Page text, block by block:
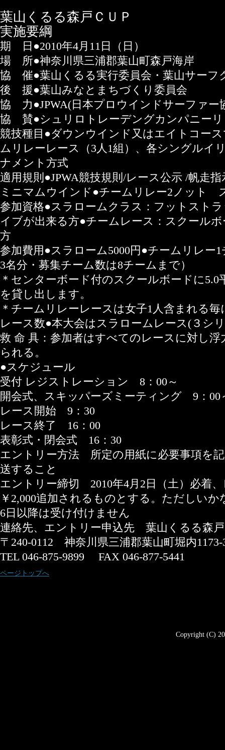
葉山くるる森戸ＣＵＰ
実施要綱
期 日●2010年4月11日（日）
場 所●神奈川県三浦郡葉山町森戸海岸
協 催●葉山くるる実行委員会・葉山サーフ
後 援●葉山みなとまちづくり委員会
協 力●JPWA(日本プロウインドサーファー
協 賛●シュリロトレーデングカンパニーリ
競技種目●ダウンウインド又はエイトコー
ムリレーレース（3人1組）、各シングルイ
ナメント方式
適用規則●JPWA競技規則/レース公示 /帆走
ミニマムウインド●チームリレー2ノット
参加資格●スラロームクラス：フットスト
イブが出来る方●チームレース：スクール
方
参加費用●スラローム5000円●チームリレー
3名分・募集チーム数は8チームまで）
＊センターボード付のスクールボードに
を貸し出します。
＊チームリレーレースは女子1人含まれる毎
レース数●本大会はスラロームレース(３シ
救 命 具：参加者はすべてのレースに対し浮
られる。
●スケジュール
受付 レジストレーション 8：00～
開会式、スキッパーズミーティング 9：00
レース開始 9：30
レース終了 16：00
表彰式・閉会式 16：30
エントリー方法 所定の用紙に必要事項を
送すること
エントリー締切 2010年4月2日（土）必着
￥2,000追加されるものとする。ただしい
6日以降は受け付けません
連絡先、エントリー申込先 葉山くるる森
〒240-0112 神奈川県三浦郡葉山町堀内1173-
TEL 046-875-9899 FAX 046-877-5441
ページトップへ
Copyright (C)